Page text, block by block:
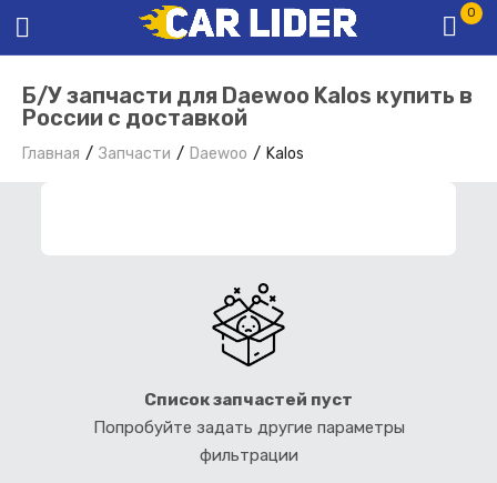
0
Б/У запчасти для Daewoo Kalos купить в
России с доставкой
Главная Запчасти Daewoo Kalos
Список запчастей пуст
Попробуйте задать другие параметры
фильтрации